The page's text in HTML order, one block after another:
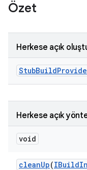
Özet
Herkese açık
StubBuild
Herkese açık
void
cleanUp(IBuild